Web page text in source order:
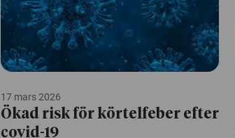
17 mars 2026
Ökad risk för körtelfeber efter
covid-19